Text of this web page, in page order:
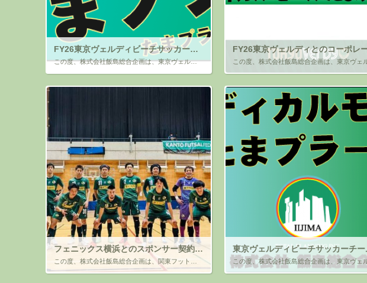
FY26東京ヴェルディビーチサッカーチームとバナースポンサー契約のお知らせ
この度、株式会社飯島総合企画は、東京ヴェルディビーチサッカーチーム（所在地：東京都立川市）と、今シーズンも引き続きバナースポンサー契約を締結しましたことご報告します。 今季で８シーズン目となり、引き続きサポートさせて頂く […]
フェニックス横浜とのスポンサー契約締結のお知らせ（2022年度）